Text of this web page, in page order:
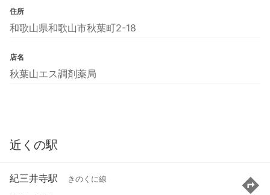
住所
和歌山県和歌山市秋葉町2-18
店名
秋葉山エス調剤薬局
近くの駅
紀三井寺駅 きのくに線